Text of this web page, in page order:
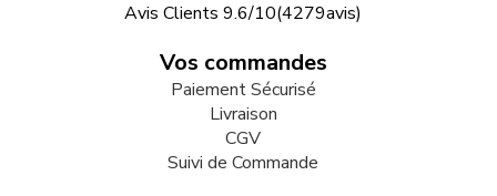
Avis Clients 9.6/10(4279avis)
Vos commandes
Paiement Sécurisé
Livraison
CGV
Suivi de Commande